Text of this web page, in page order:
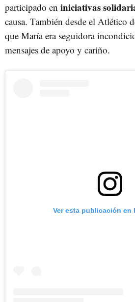
participado en iniciativas
causa. También desde el Atlético
que María era seguidora
mensajes de apoyo y cariño.
Ver esta publicación en